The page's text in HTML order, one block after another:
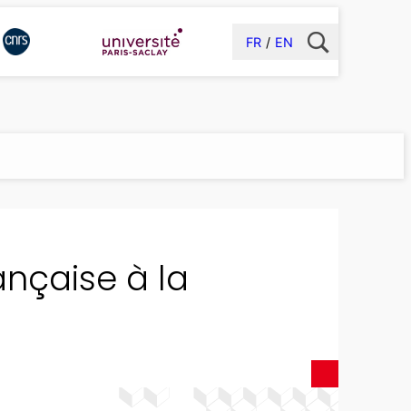
FR EN
à la